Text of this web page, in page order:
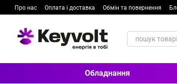
Перейти до основного контенту
Про нас Оплата і доставка Обмін та повернення
Обладнання